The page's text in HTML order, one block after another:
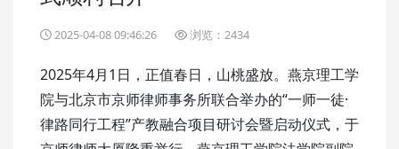
2025-04-08 09:46:26 浏览：2434
2025年4月1日，正值春日，山桃盛放。燕京理工学
院与北京市京师律师事务所联合举办的“一师一徒·
律路同行工程”产教融合项目研讨会暨启动仪式，于